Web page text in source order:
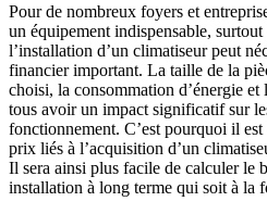
Pour de nombreux foyers et
un équipement indispensable, surtout
l’installation d’un climatiseur peut
financier important. La taille de la
choisi, la consommation d’énergie et
tous avoir un impact significatif sur
fonctionnement. C’est pourquoi il
prix liés à l’acquisition d’un
Il sera ainsi plus facile de calculer le
installation à long terme qui soit à la